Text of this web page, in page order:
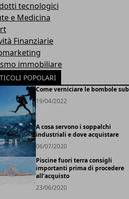
tecnologici
e Medicina
Finanziarie
immobiliare
POPOLARI
Come verniciare le bombole sub
19/04/2022
A cosa servono i soppalchi
industriali e dove acquistare
06/07/2020
Piscine fuori terra consigli
importanti prima di procedere
all’acquisto
23/06/2020